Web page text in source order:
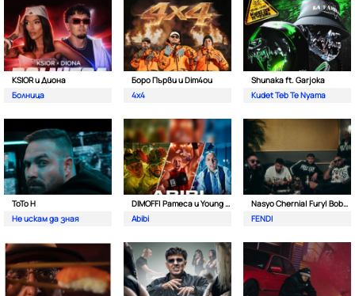
KSIOR и Диона
Болница
Боро Първи и Dim4ou
4x4
Shunaka ft. Garjoka
Kudet Teb Te Nyama
ToTo H
Не искам да зная
DIMOFF| Pameca и Young BB Young
Abibi
Nasyo Chernia| Fury| Bobo Armani| & N.A.S.I.
FENDI